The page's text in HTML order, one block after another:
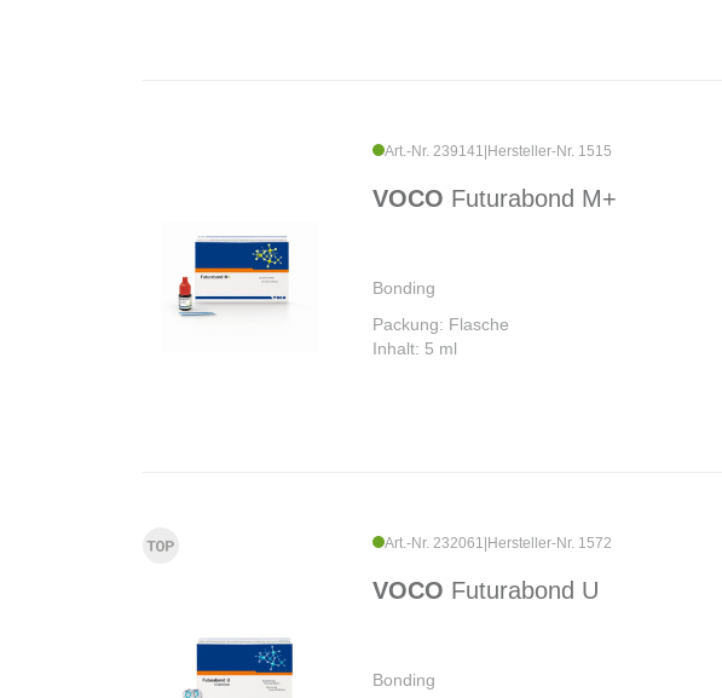
Art.-Nr. 239141 Hersteller-Nr. 1515
VOCO Futurabond M+
Bonding
Packung: Flasche
Inhalt: 5 ml
Art.-Nr. 232061 Hersteller-Nr. 1572
VOCO Futurabond U
Bonding